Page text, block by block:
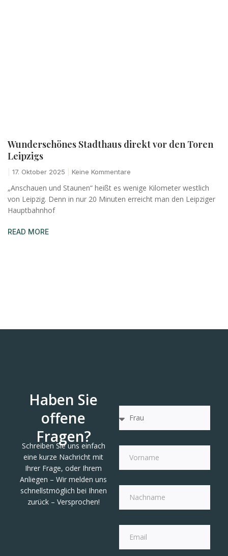
Wunderschönes Stadthaus direkt vor den Toren
Leipzigs
17. Oktober 2025 Keine Kommentare
„Anschauen und Staunen“ heißt es wenige Kilometer westlich
von Leipzig. Denn in nur 20 Minuten erreicht man den Leipziger
Hauptbahnhof
READ MORE
Haben Sie
offene
Fragen?
Schreiben Sie uns einfach
eine kurze Nachricht mit
Ihrer Frage, oder Ihrem
Anliegen – Wir melden uns
schnellstmöglich bei Ihnen
zurück – Versprochen!